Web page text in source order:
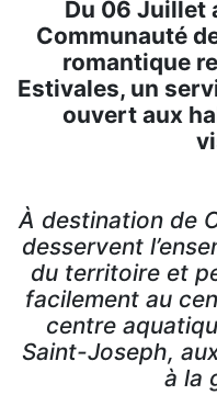
Du 06 Juillet
Communauté
romantique
Estivales, un
ouvert aux
À destination de
desservent
du territoire et
facilement au
centre
Saint-Joseph,
à la